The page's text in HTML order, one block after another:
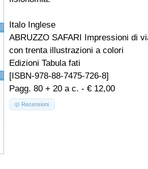
Italo Inglese
ABRUZZO SAFARI Impressioni di
con trenta illustrazioni a colori
Edizioni Tabula fati
[ISBN-978-88-7475-726-8]
Pagg. 80 + 20 a c. - € 12,00
Recensioni